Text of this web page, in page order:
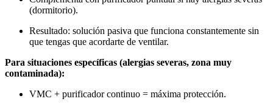
(dormitorio).
Resultado: solución pasiva que funciona constantemente sin
que tengas que acordarte de ventilar.
Para situaciones específicas (alergias severas, zona muy
contaminada):
VMC + purificador continuo = máxima protección.